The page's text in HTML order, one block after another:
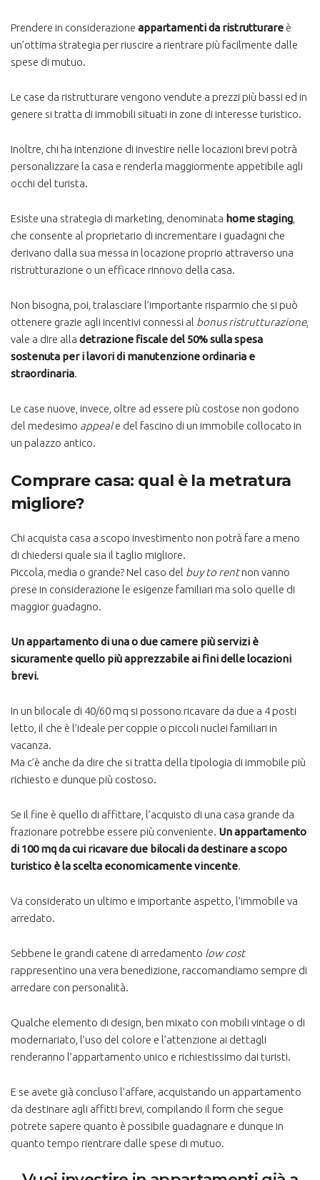
Prendere in considerazione appartamenti da ristrutturare è
un’ottima strategia per riuscire a rientrare più facilmente dalle
spese di mutuo.
Le case da ristrutturare vengono vendute a prezzi più bassi ed in
genere si tratta di immobili situati in zone di interesse turistico.
Inoltre, chi ha intenzione di investire nelle locazioni brevi potrà
personalizzare la casa e renderla maggiormente appetibile agli
occhi del turista.
Esiste una strategia di marketing, denominata home staging
che consente al proprietario di incrementare i guadagni che
derivano dalla sua messa in locazione proprio attraverso una
ristrutturazione o un efficace rinnovo della casa.
Non bisogna, poi, tralasciare l’importante risparmio che si può
ottenere grazie agli incentivi connessi al bonus ristrutturazione,
vale a dire alla detrazione fiscale del 50% sulla spesa
sostenuta per i lavori di manutenzione ordinaria e
straordinaria.
Le case nuove, invece, oltre ad essere più costose non godono
del medesimo appeale del fascino di un immobile collocato in
un palazzo antico.
Comprare casa: qual è la metratura
migliore?
Chi acquista casa a scopo investimento non potrà fare a meno
di chiedersi quale sia il taglio migliore.
Piccola, media o grande? Nel caso del buy to rentnon vanno
prese in considerazione le esigenze familiari ma solo quelle di
maggior guadagno.
Un appartamento di una o due camere più servizi è
sicuramente quello più apprezzabile ai fini delle locazioni
brevi.
In un bilocale di 40/60 mq si possono ricavare da due a 4 posti
letto, il che è l’ideale per coppie o piccoli nuclei familiari in
vacanza.
Ma c’è anche da dire che si tratta della tipologia di immobile più
richiesto e dunque più costoso.
Se il fine è quello di affittare, l’acquisto di una casa grande da
frazionare potrebbe essere più conveniente. Un appartamento
di 100 mq da cui ricavare due bilocali da destinare a scopo
turistico è la scelta economicamente vincente.
Va considerato un ultimo e importante aspetto, l’immobile va
arredato.
Sebbene le grandi catene di arredamento low cost
rappresentino una vera benedizione, raccomandiamo sempre di
arredare con personalità.
Qualche elemento di design, ben mixato con mobili vintage o di
modernariato, l’uso del colore e l’attenzione ai dettagli
renderanno l’appartamento unico e richiestissimo dai turisti.
E se avete già concluso l’affare, acquistando un appartamento
da destinare agli affitti brevi, compilando il form che segue
potrete sapere quanto è possibile guadagnare e dunque in
quanto tempo rientrare dalle spese di mutuo.